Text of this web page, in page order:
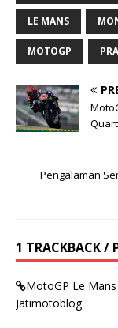
LE MANS
MOTOGP
Pengalaman
1 TRACKBACK /
MotoGP Le
Jatimotoblog